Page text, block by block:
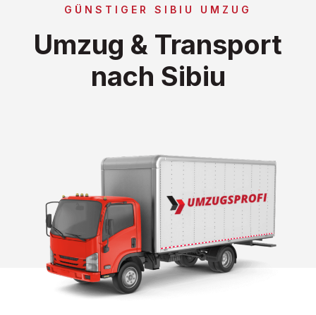
GÜNSTIGER SIBIU UMZUG
Umzug & Transport
nach Sibiu